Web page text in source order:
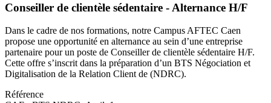
Conseiller de clientèle sédentaire - Alternance H/F
Dans le cadre de nos formations, notre Campus AFTEC Caen
propose une opportunité en alternance au sein d’une entreprise
partenaire pour un poste de Conseiller de clientèle sédentaire H/F.
Cette offre s’inscrit dans la préparation d’un BTS Négociation et
Digitalisation de la Relation Client de (NDRC).
Référence